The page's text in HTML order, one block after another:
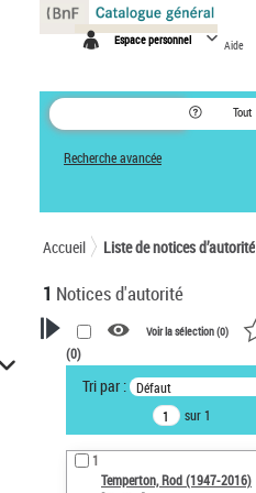
Espace personnel Aide
Tout
Recherche avancée
Accueil Liste de notices d’autorité
1 Notices d'autorité
VOTRE RECHERCHE
Recherche avancée dans les
notices d’autorité
Œuvres liées à l'auteur :
Temperton, Rod (1947-2016)
Voir la sélection (0)
(0)
Tri par : Défaut
sur 1
1
Temperton, Rod (1947-2016)
Panneau de gestion des cookies